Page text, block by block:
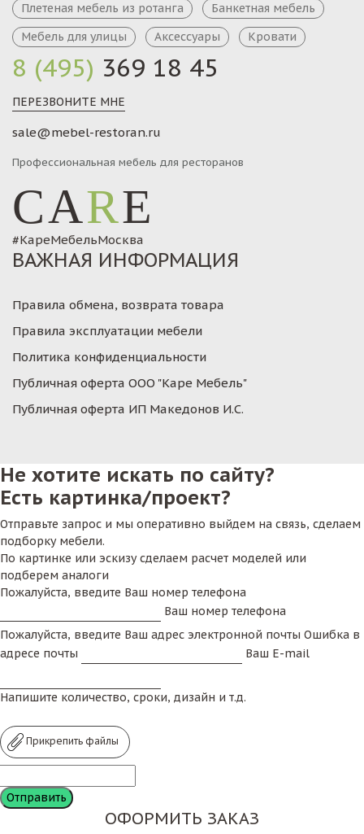
8 (495) 369 18 45
ПЕРЕЗВОНИТЕ МНЕ
sale@mebel-restoran.ru
Профессиональная мебель для ресторанов
CARE
#КареМебельМосква
Плетеная мебель из ротанга
Банкетная мебель
Мебель для улицы
Аксессуары Кровати
ВАЖНАЯ ИНФОРМАЦИЯ
Правила обмена, возврата товара
Правила эксплуатации мебели
Политика конфиденциальности
Публичная оферта ООО "Каре Мебель"
Публичная оферта ИП Македонов И.С.
Не хотите искать по сайту?
Есть картинка/проект?
Отправьте запрос и мы оперативно выйдем на связь, сделаем
подборку мебели.
По картинке или эскизу сделаем расчет моделей или
подберем аналоги
Пожалуйста, введите Ваш номер телефона
Ваш номер телефона
Пожалуйста, введите Ваш адрес электронной почты Ошибка в
адресе почты
Ваш E-mail
Напишите количество, сроки, дизайн и т.д.
Прикрепить файлы
ОФОРМИТЬ ЗАКАЗ